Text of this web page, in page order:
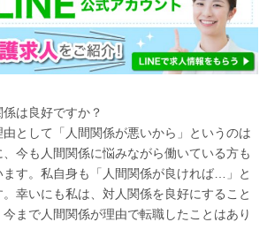
は良好ですか？
として「人間関係が悪いから」というのは
今も人間関係に悩みながら働いている方も
ます。私自身も「人間関係が良ければ…」と
幸いにも私は、対人関係を良好にすること
まで人間関係が理由で転職したことはあり